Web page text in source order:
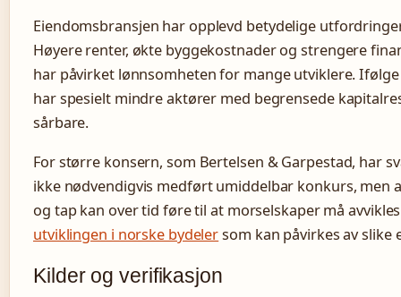
Eiendomsbransjen har opplevd betydelige
Høyere renter, økte byggekostnader og strengere
har påvirket lønnsomheten for mange utviklere.
har spesielt mindre aktører med begrensede
sårbare.
For større konsern, som Bertelsen & Garpestad, har
ikke nødvendigvis medført umiddelbar konkurs, men
og tap kan over tid føre til at morselskaper må
utviklingen i norske bydelersom kan påvirkes av slike
Kilder og verifikasjon